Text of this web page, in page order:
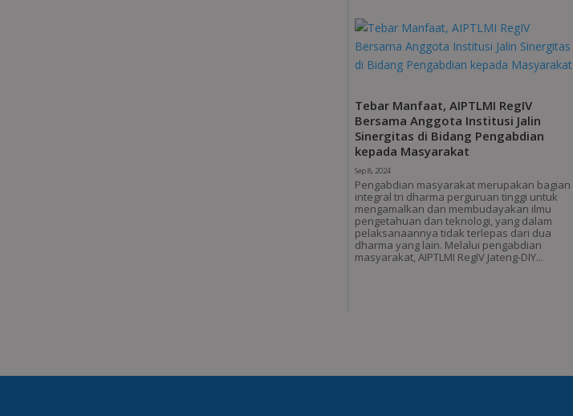
Tebar Manfaat, AIPTLMI RegIV
Bersama Anggota Institusi Jalin
Sinergitas di Bidang Pengabdian
kepada Masyarakat
Sep 8, 2024
Pengabdian masyarakat merupakan bagian
integral tri dharma perguruan tinggi untuk
mengamalkan dan membudayakan ilmu
pengetahuan dan teknologi, yang dalam
pelaksanaannya tidak terlepas dari dua
dharma yang lain. Melalui pengabdian
masyarakat, AIPTLMI RegIV Jateng-DIY...